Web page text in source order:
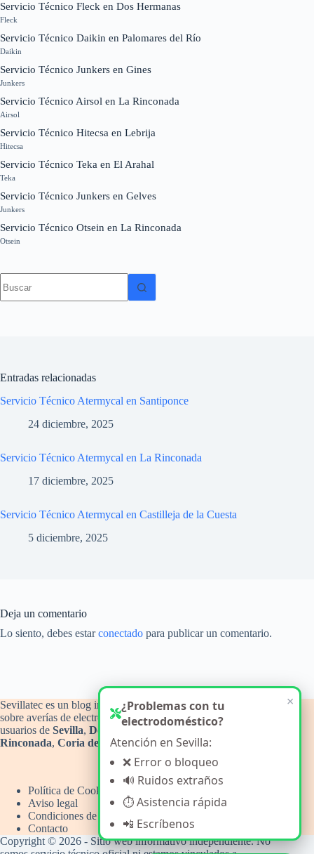
Servicio Técnico Fleck en Dos Hermanas
Fleck
Servicio Técnico Daikin en Palomares del Río
Daikin
Servicio Técnico Junkers en Gines
Junkers
Servicio Técnico Airsol en La Rinconada
Airsol
Servicio Técnico Hitecsa en Lebrija
Hitecsa
Servicio Técnico Teka en El Arahal
Teka
Servicio Técnico Junkers en Gelves
Junkers
Servicio Técnico Otsein en La Rinconada
Otsein
resultados
Entradas relacionadas
Servicio Técnico Atermycal en Santiponce
24 diciembre, 2025
Servicio Técnico Atermycal en La Rinconada
17 diciembre, 2025
Servicio Técnico Atermycal en Castilleja de la Cuesta
5 diciembre, 2025
Deja un comentario
Lo siento, debes estarconectado para publicar un comentario.
Sevillatec es un blog informativo y de orientación técnica
sobre averías de electrodomésticos del hogar, con atención a
usuarios de Sevilla, Dos Hermanas
Rinconada, Coria del RíoyCamas.
Política de Cookies
Aviso legal
Condiciones de uso
Contacto
Copyright © 2026 - Sitio web informativo independiente. No
×
¿Problemas con tu
electrodoméstico?
Atención en Sevilla:
❌ Error o bloqueo
🔊 Ruidos extraños
⏱️ Asistencia rápida
📲 Escríbenos